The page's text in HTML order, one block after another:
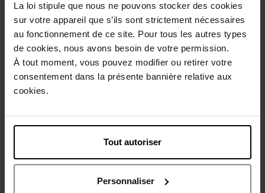
La loi stipule que nous ne pouvons stocker des cookies
sur votre appareil que s’ils sont strictement nécessaires
au fonctionnement de ce site. Pour tous les autres types
de cookies, nous avons besoin de votre permission.
À tout moment, vous pouvez modifier ou retirer votre
consentement dans la présente bannière relative aux
cookies.
Tout autoriser
Personnaliser
Conseil d'utilisation
Caractéristiques
Avis client
Vous aimerez peut-être